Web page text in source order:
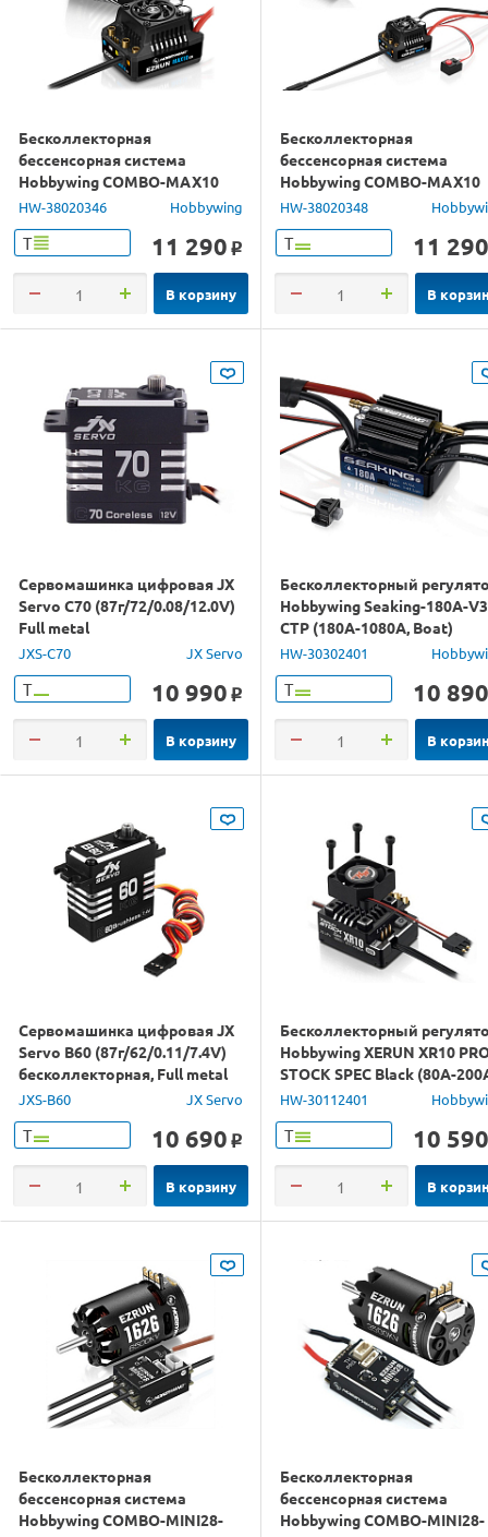
Бесколлекторная
бессенсорная система
Hobbywing COMBO-MAX10
G2-80A&3652SD-3300KV-G3
влагозащита
HW-38020346 Hobbywing
Т 11 290 o
В корзину
Бесколлекторная
бессенсорная система
Hobbywing COMBO-MAX10
G2-80A&3652SD-5400KV-G3
влагозащита
HW-38020348
Т 11 290
В
Сервомашинка цифровая JX
Servo C70 (87г/72/0.08/12.0V)
Full metal
JXS-C70 JX Servo
Т 10 990 o
В корзину
Бесколлекторный
Hobbywing Seaking-180A-
CTP (180A-1080A, Boat)
влагозащищённый
HW-30302401
Т 10 890
В
Сервомашинка цифровая JX
Servo B60 (87г/62/0.11/7.4V)
бесколлекторная, Full metal
JXS-B60 JX Servo
Т 10 690 o
В корзину
Бесколлекторный
Hobbywing XERUN XR10
STOCK SPEC Black (80A-
1/10, 1/12)
HW-30112401
Т 10 590
В
Бесколлекторная
бессенсорная система
Hobbywing COMBO-MINI28-
Бесколлекторная
бессенсорная система
Hobbywing COMBO-MINI28-